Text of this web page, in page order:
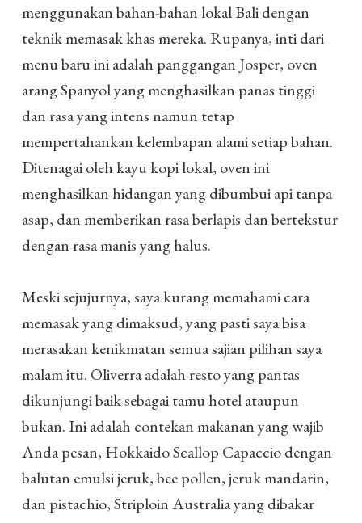
menggunakan bahan-bahan lokal Bali dengan
teknik memasak khas mereka. Rupanya, inti dari
menu baru ini adalah panggangan Josper, oven
arang Spanyol yang menghasilkan panas tinggi
dan rasa yang intens namun tetap
mempertahankan kelembapan alami setiap bahan.
Ditenagai oleh kayu kopi lokal, oven ini
menghasilkan hidangan yang dibumbui api tanpa
asap, dan memberikan rasa berlapis dan bertekstur
dengan rasa manis yang halus.
Meski sejujurnya, saya kurang memahami cara
memasak yang dimaksud, yang pasti saya bisa
merasakan kenikmatan semua sajian pilihan saya
malam itu. Oliverra adalah resto yang pantas
dikunjungi baik sebagai tamu hotel ataupun
bukan. Ini adalah contekan makanan yang wajib
Anda pesan, Hokkaido Scallop Capaccio dengan
balutan emulsi jeruk, bee pollen, jeruk mandarin,
dan pistachio, Striploin Australia yang dibakar